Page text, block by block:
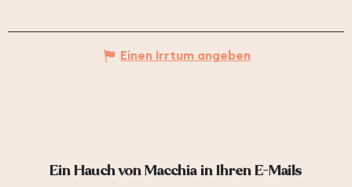
Einen Irrtum angeben
Ein Hauch von Macchia in Ihren E-Mails